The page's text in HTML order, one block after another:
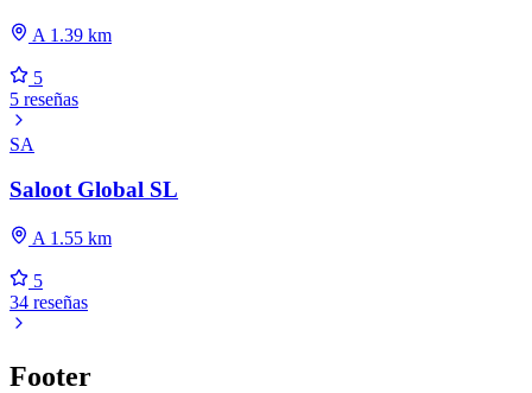
A 1.39 km
5
5 reseñas
SA
Saloot Global SL
A 1.55 km
5
34 reseñas
Footer